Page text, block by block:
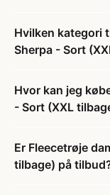
Hvilken kategori
Sherpa - Sort
Hvor kan jeg
- Sort (XXL
Er Fleecetrøje
tilbage) på